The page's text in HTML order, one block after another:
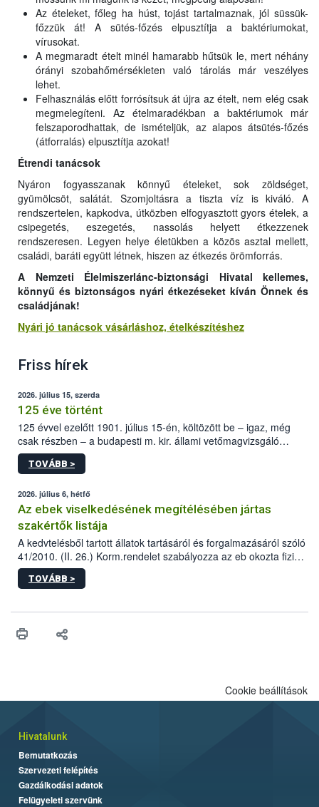
Az ételeket, főleg ha húst, tojást tartalmaznak, jól süssük-
főzzük át! A sütés-főzés elpusztítja a baktériumokat,
vírusokat.
A megmaradt ételt minél hamarabb hűtsük le, mert néhány
órányi szobahőmérsékleten való tárolás már veszélyes
lehet.
Felhasználás előtt forrósítsuk át újra az ételt, nem elég csak
megmelegíteni. Az ételmaradékban a baktériumok már
felszaporodhattak, de ismételjük, az alapos átsütés-főzés
(átforralás) elpusztítja azokat!
Étrendi tanácsok
Nyáron fogyasszanak könnyű ételeket, sok zöldséget,
gyümölcsöt, salátát. Szomjoltásra a tiszta víz is kiváló. A
rendszertelen, kapkodva, útközben elfogyasztott gyors ételek, a
csipegetés, eszegetés, nassolás helyett étkezzenek
rendszeresen. Legyen helye életükben a közös asztal mellett,
családi, baráti együtt létnek, hiszen az étkezés örömforrás.
A Nemzeti Élelmiszerlánc-biztonsági Hivatal kellemes,
könnyű és biztonságos nyári étkezéseket kíván Önnek és
családjának!
Nyári jó tanácsok vásárláshoz, ételkészítéshez
Friss hírek
2026. július 15, szerda
125 éve történt
125 évvel ezelőtt 1901. július 15-én, költözött be – igaz, még
csak részben – a budapesti m. kir. állami vetőmagvizsgáló
állomás a Kis Rókus utca 15. szám alatti, Czigler Győző által
tervezett új épületébe.
TOVÁBB >
2026. július 6, hétfő
Az ebek viselkedésének megítélésében jártas
szakértők listája
A kedvtelésből tartott állatok tartásáról és forgalmazásáról szóló
41/2010. (II. 26.) Korm.rendelet szabályozza az eb okozta fizikai
sérülés, illetve ennek veszélye keletkezésekor felmerülő
hatósági feladatokat, valamint a veszélyes eb tartását és annak
vonni az ebek viselkedésének megítélésében jártas szakértőt.
TOVÁBB >
Cookie beállítások
Hivatalunk
Bemutatkozás
Szervezeti felépítés
Gazdálkodási adatok
Felügyeleti szervünk